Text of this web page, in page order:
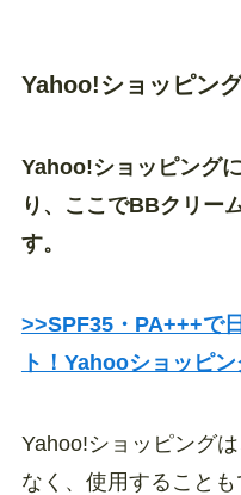
Yahoo!ショッピン
Yahoo!ショッピング
り、ここでBBクリー
す。
>>SPF35・PA+++で
ト！Yahooショッピ
Yahoo!ショッピング
なく、使用すること